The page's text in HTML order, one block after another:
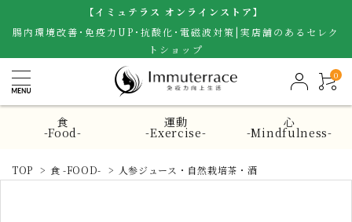
【イミュテラス オンラインストア】
腸内環境改善･免疫力UP･抗酸化･電磁波対策|実店舗のあるセレク
トショップ
0
食
-Food-
運動
-Exercise-
心
-Mindfulness-
TOP > 食 -FOOD- > 人参ジュース・自然栽培茶・酒